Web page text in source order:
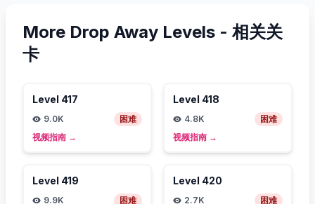
More Drop Away Levels - 相关关
卡
Level 417
9.0K
困难
视频指南 →
Level 418
4.8K
困难
视频指南 →
Level 419
9.9K 困难
Level 420
2.7K 困难